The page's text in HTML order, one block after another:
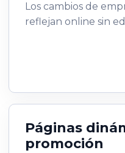
Los cambios de
reflejan online sin
Páginas
promoción